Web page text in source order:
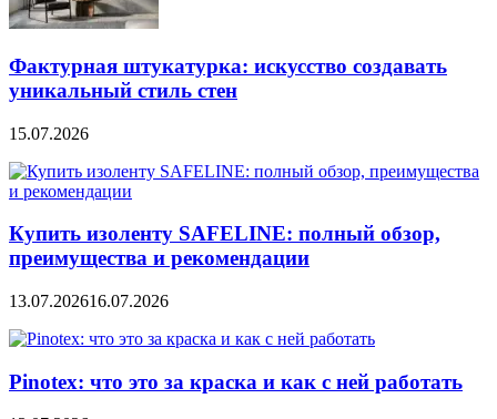
Фактурная штукатурка: искусство создавать
уникальный стиль стен
15.07.2026
Купить изоленту SAFELINE: полный обзор,
преимущества и рекомендации
13.07.202616.07.2026
Pinotex: что это за краска и как с ней работать